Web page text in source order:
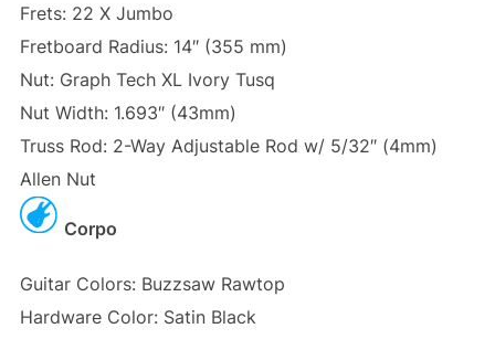
Frets: 22 X Jumbo
Fretboard Radius: 14″ (355 mm)
Nut: Graph Tech XL Ivory Tusq
Nut Width: 1.693″ (43mm)
Truss Rod: 2-Way Adjustable Rod w/ 5/32″ (4mm)
Allen Nut
Corpo
Guitar Colors: Buzzsaw Rawtop
Hardware Color: Satin Black